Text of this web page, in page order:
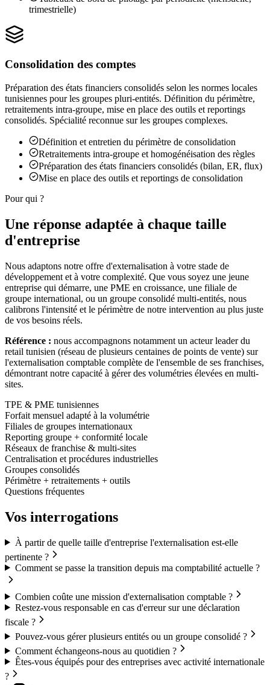
trimestrielle)
Consolidation des comptes
Préparation des états financiers consolidés selon les normes locales
tunisiennes pour les groupes pluri-entités. Définition du périmètre,
retraitements intra-groupe, mise en place des outils et reportings
consolidés. Spécialité reconnue sur les groupes complexes.
Définition et entretien du périmètre de consolidation
Retraitements intra-groupe et homogénéisation des règles
Préparation des états financiers consolidés (bilan, ER, flux)
Mise en place des outils et reportings de consolidation
Pour qui ?
Une réponse adaptée à chaque taille
d'entreprise
Nous adaptons notre offre d'externalisation à votre stade de
développement et à votre complexité. Que vous soyez une jeune
entreprise qui démarre, une PME en croissance, une filiale de
groupe international, ou un groupe consolidé multi-entités, nous
calibrons l'intensité et le périmètre de notre intervention au plus juste
de vos besoins réels.
Référence : nous accompagnons notamment un acteur leader du
retail tunisien (réseau de plusieurs centaines de points de vente) sur
l'externalisation comptable complète de l'ensemble de ses franchises,
démontrant notre capacité à gérer des volumétries élevées en multi-
sites.
TPE & PME tunisiennes
Forfait mensuel adapté à la volumétrie
Filiales de groupes internationaux
Reporting groupe + conformité locale
Réseaux de franchise & multi-sites
Centralisation et procédures industrielles
Groupes consolidés
Périmètre + retraitements + outils
Questions fréquentes
Vos interrogations
À partir de quelle taille d'entreprise l'externalisation est-elle
pertinente ?
Comment se passe la transition depuis ma comptabilité actuelle ?
Combien coûte une mission d'externalisation comptable ?
Restez-vous responsable en cas d'erreur sur une déclaration
fiscale ?
Pouvez-vous gérer plusieurs entités ou un groupe consolidé ?
Comment échangeons-nous au quotidien ?
Êtes-vous équipés pour des entreprises avec activité internationale
?